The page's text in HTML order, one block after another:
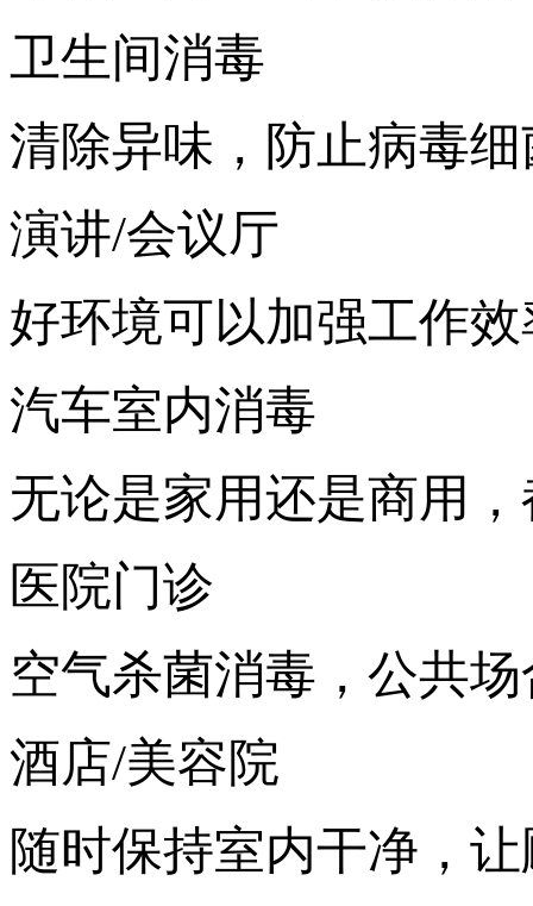
卫生间消毒
清除异味，防止病毒
演讲/会议厅
好环境可以加强工作
汽车室内消毒
无论是家用还是商用
医院门诊
空气杀菌消毒，公共
酒店/美容院
随时保持室内干净，